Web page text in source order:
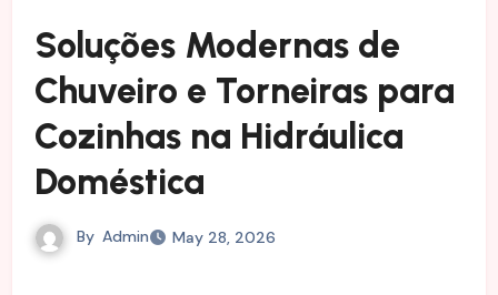
Soluções Modernas de
Chuveiro e Torneiras para
Cozinhas na Hidráulica
Doméstica
By Admin May 28, 2026